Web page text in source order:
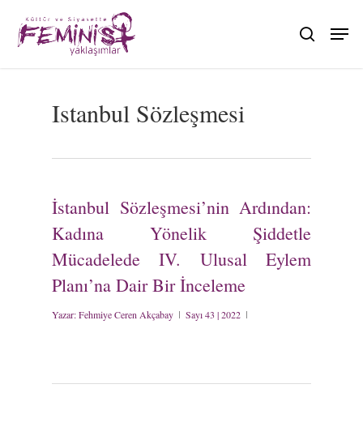
main
search
Istanbul Sözleşmesi
İstanbul Sözleşmesi’nin Ardından:
Kadına Yönelik Şiddetle
Mücadelede IV. Ulusal Eylem
Planı’na Dair Bir İnceleme
Yazar:Fehmiye Ceren Akçabay Sayı 43 | 2022